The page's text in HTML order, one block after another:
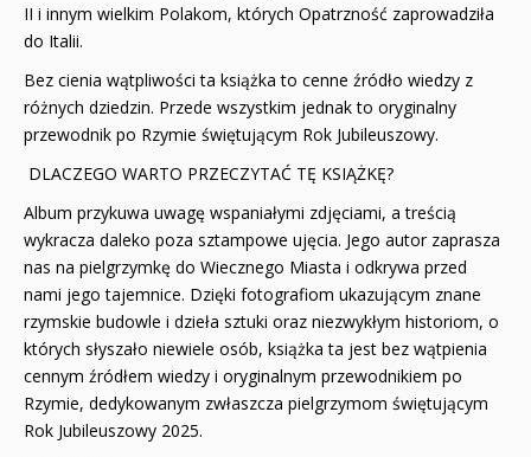
II i innym wielkim Polakom, których Opatrzność zaprowadziła
do Italii.
Bez cienia wątpliwości ta książka to cenne źródło wiedzy z
różnych dziedzin. Przede wszystkim jednak to oryginalny
przewodnik po Rzymie świętującym Rok Jubileuszowy.
DLACZEGO WARTO PRZECZYTAĆ TĘ KSIĄŻKĘ?
Album przykuwa uwagę wspaniałymi zdjęciami, a treścią
wykracza daleko poza sztampowe ujęcia. Jego autor zaprasza
nas na pielgrzymkę do Wiecznego Miasta i odkrywa przed
nami jego tajemnice. Dzięki fotografiom ukazującym znane
rzymskie budowle i dzieła sztuki oraz niezwykłym historiom, o
których słyszało niewiele osób, książka ta jest bez wątpienia
cennym źródłem wiedzy i oryginalnym przewodnikiem po
Rzymie, dedykowanym zwłaszcza pielgrzymom świętującym
Rok Jubileuszowy 2025.